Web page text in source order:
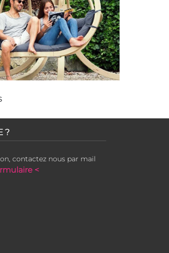
?
contactez nous par mail
<